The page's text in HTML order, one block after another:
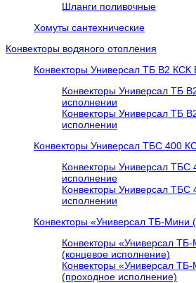
Шланги поливочные
Хомуты сантехнические
Конвекторы водяного отопления
Конвекторы Универсал ТБ В2 КСК
Конвекторы Универсал ТБ
исполнении
Конвекторы Универсал ТБ
исполнении
Конвекторы Универсал ТБС 400
Конвекторы Универсал ТБС
исполнение
Конвекторы Универсал ТБС
исполнении
Конвекторы «Универсал ТБ-Мини
Конвекторы «Универсал
(концевое исполнение)
Конвекторы «Универсал
(проходное исполнение)